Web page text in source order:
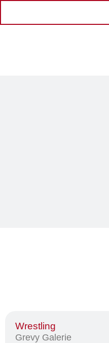
Wrestling
Grevy Galerie